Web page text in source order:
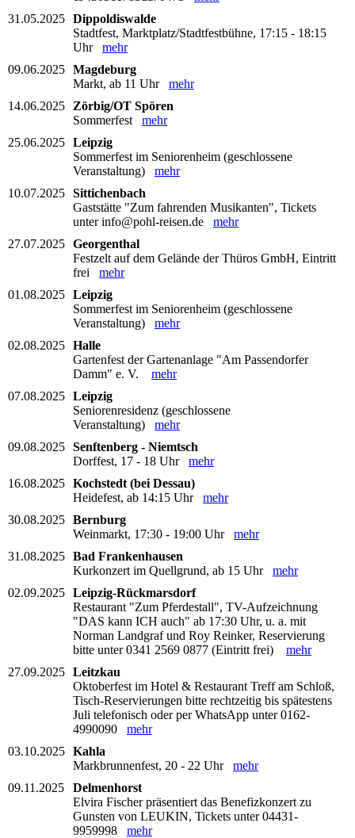
31.05.2025 Dippoldiswalde
Stadtfest, Marktplatz/Stadtfestbühne, 17:15 - 18:15
Uhr mehr
09.06.2025 Magdeburg
Markt, ab 11 Uhr mehr
14.06.2025
Zörbig/OT Spören
Sommerfest mehr
25.06.2025 Leipzig
Sommerfest im Seniorenheim (geschlossene
Veranstaltung) mehr
10.07.2025 Sittichenbach
Gaststätte "Zum fahrenden Musikanten", Tickets
unter info@pohl-reisen.de mehr
27.07.2025 Georgenthal
Festzelt auf dem Gelände der Thüros GmbH, Eintritt
frei mehr
01.08.2025 Leipzig
Sommerfest im Seniorenheim (geschlossene
Veranstaltung) mehr
02.08.2025 Halle
Gartenfest der Gartenanlage "Am Passendorfer
Damm" e. V. mehr
07.08.2025 Leipzig
Seniorenresidenz (geschlossene
Veranstaltung) mehr
09.08.2025 Senftenberg - Niemtsch
Dorffest, 17 - 18 Uhr mehr
16.08.2025 Kochstedt (bei Dessau)
Heidefest, ab 14:15 Uhr mehr
30.08.2025 Bernburg
Weinmarkt, 17:30 - 19:00 Uhr mehr
31.08.2025 Bad Frankenhausen
Kurkonzert im Quellgrund, ab 15 Uhr mehr
02.09.2025 Leipzig-Rückmarsdorf
Restaurant "Zum Pferdestall", TV-Aufzeichnung
"DAS kann ICH auch" ab 17:30 Uhr, u. a. mit
Norman Landgraf und Roy Reinker, Reservierung
bitte unter 0341 2569 0877 (Eintritt frei) mehr
27.09.2025 Leitzkau
Oktoberfest im Hotel & Restaurant Treff am Schloß,
Tisch-Reservierungen bitte rechtzeitig bis spätestens
Juli telefonisch oder per WhatsApp unter 0162-
4990090 mehr
03.10.2025 Kahla
Markbrunnenfest, 20 - 22 Uhr mehr
09.11.2025
Delmenhorst
Elvira Fischer präsentiert das Benefizkonzert zu
Gunsten von LEUKIN, Tickets unter 04431-
9959998 mehr